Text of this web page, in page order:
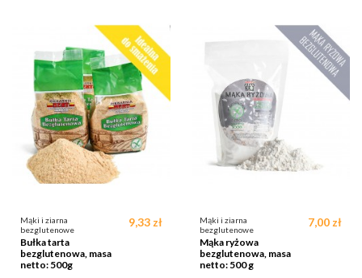
Mąki i ziarna
bezglutenowe
Bułka tarta
bezglutenowa, masa
netto: 500g
9,33 zł
Mąki i ziarna
bezglutenowe
Mąka ryżowa
bezglutenowa, masa
netto: 500 g
7,00 zł